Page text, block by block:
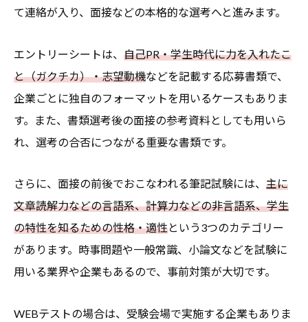
て連絡が入り、面接などの本格的な選考へと進みます。
エントリーシートは、 自己PR・学生時代に力を入れたこ
と（ガクチカ）・志望動機などを記載する応募書類で、
企業ごとに独自のフォーマットを用いるケースもありま
す。また、書類選考後の面接の参考資料としても用いら
れ、選考の合否につながる重要な書類です。
さらに、面接の前後でおこなわれる筆記試験には、 主に
文章読解力などの言語系、計算力などの非言語系、学生
の特性を知るための性格・適性という3つのカテゴリー
があります。時事問題や一般常識、小論文などを試験に
用いる業界や企業もあるので、事前対策が大切です。
WEBテストの場合は、受験会場で実施する企業もありま